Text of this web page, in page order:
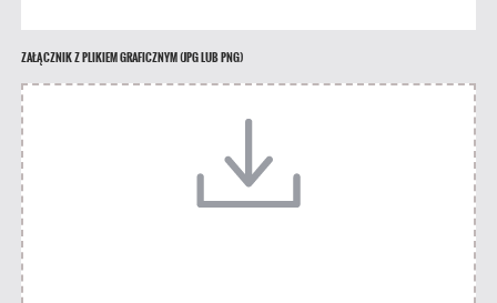
ZAŁĄCZNIK Z PLIKIEM GRAFICZNYM (JPG LUB PNG)